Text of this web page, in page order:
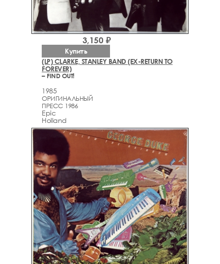
(LP) CLARKE, STANLEY BAND (EX-RETURN TO
FOREVER)
– FIND OUT!
1985
ОРИГИНАЛЬНЫЙ
ПРЕСС 1986
Epic
Holland
3,150 ₽
Купить